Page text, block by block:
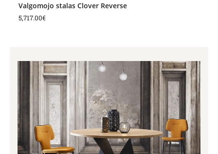
Valgomojo stalas Clover Reverse
5,717.00€
1,587.00€
through
2,757.00€